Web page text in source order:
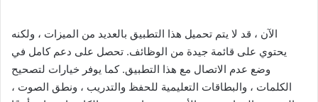
الآن ، قد لا يتم تحميل هذا التطبيق بالعديد من الميزات ، ولكنه
يحتوي على قائمة جيدة من الوظائف. تحصل على دعم كامل في
وضع عدم الاتصال مع هذا التطبيق. كما يوفر خيارات لتصحيح
الكلمات ، والبطاقات التعليمية للحفظ والتدريب ، ونطق الصوت ،